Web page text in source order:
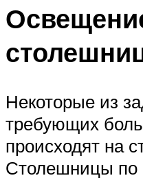
Некоторые из
требующих
происходят на
Столешницы по